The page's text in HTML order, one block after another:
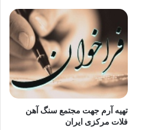
تهیه آرم جهت مجتمع سنگ آهن
فلات مرکزی ایران